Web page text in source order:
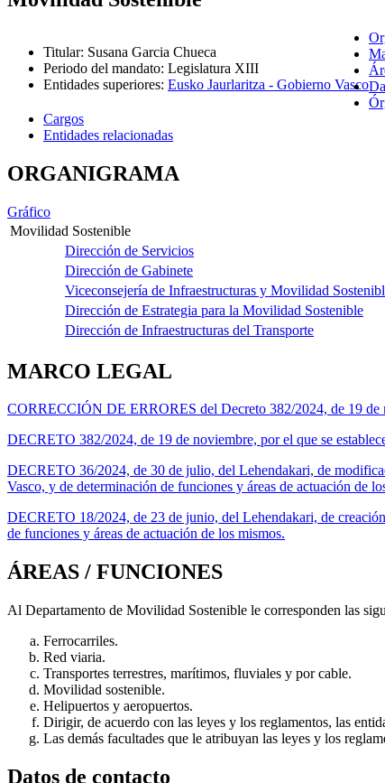
Titular: Susana Garcia Chueca
Periodo del mandato: Legislatura XIII
Entidades superiores: Eusko Jaurlaritza - Gobierno Vasco
Cargos
Entidades relacionadas
ORGANIGRAMA
Gráfico
Movilidad Sostenible
Dirección de Servicios
Dirección de Gabinete
Viceconsejería de Infraestructuras y Movilidad
Dirección de Estrategia para la Movilidad Sostenible
Dirección de Infraestructuras del Transporte
MARCO LEGAL
CORRECCIÓN DE ERRORES del Decreto 382/2024, de 19 de
DECRETO 382/2024, de 19 de noviembre, por el que se
DECRETO 36/2024, de 30 de julio, del Lehendakari, de
Vasco, y de determinación de funciones y áreas de actuación de
DECRETO 18/2024, de 23 de junio, del Lehendakari, de
de funciones y áreas de actuación de los mismos.
ÁREAS / FUNCIONES
Al Departamento de Movilidad Sostenible le corresponden las
Ferrocarriles.
Red viaria.
Transportes terrestres, marítimos, fluviales y por cable.
Movilidad sostenible.
Helipuertos y aeropuertos.
Dirigir, de acuerdo con las leyes y los reglamentos, las
Las demás facultades que le atribuyan las leyes y los
Datos de contacto